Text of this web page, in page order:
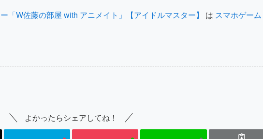
「W佐藤の部屋 with アニメイト」【アイドルマスター】 は スマホゲーム
よかったらシェアしてね！